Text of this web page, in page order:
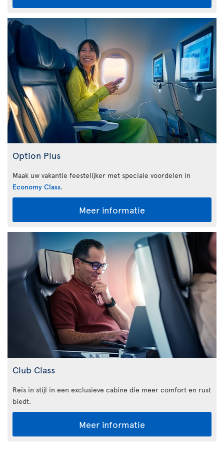
Option Plus
Maak uw vakantie feestelijker met speciale voordelen in
Economy Class.
Meer informatie
Club Class
Reis in stijl in een exclusieve cabine die meer comfort en rust
biedt.
Meer informatie